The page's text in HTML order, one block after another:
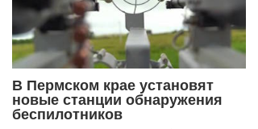
В Пермском крае установят
новые станции обнаружения
беспилотников